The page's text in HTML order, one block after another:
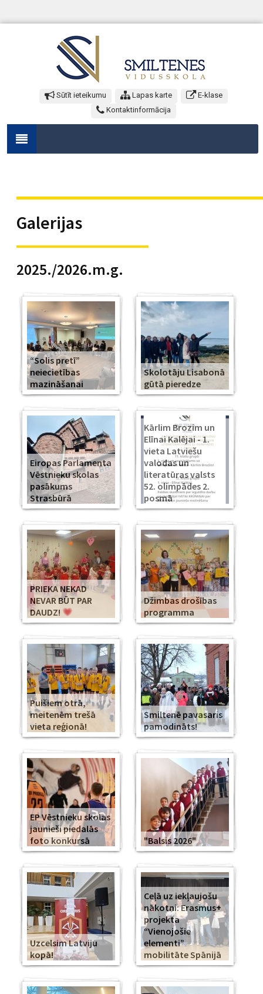
Sūtīt ieteikumu Lapas karte
E-klase
Kontaktinformācija
Galerijas
2025./2026.m.g.
“Solis pretī”
neiecietības
mazināšanai
Skolotāju Lisabonā
gūtā pieredze
Eiropas Parlamenta
Vēstnieku skolas
pasākums
Strasbūrā
Kārlim Brozim un
Elīnai Kalējai - 1.
vieta Latviešu
valodas un
literatūras valsts
52. olimpādes 2.
posmā
PRIEKA NEKAD
NEVAR BŪT PAR
DAUDZ!
Džimbas drošības
programma
Puišiem otrā,
meitenēm trešā
vieta reģionā!
Smiltenē pavasaris
pamodināts!
EP Vēstnieku skolas
jaunieši piedalās
foto konkursā
"Balsis 2026"
Uzcelsim Latviju
kopā!
Ceļā uz iekļaujošu
nākotni: Erasmus+
projekta
“Vienojošie
elementi”
mobilitāte Spānijā